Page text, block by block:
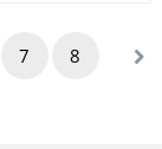
7 8